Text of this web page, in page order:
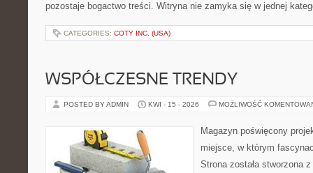
pozostaje bogactwo treści. Witryna nie zamyka się w jednej
CATEGORIES: COTY INC. (USA)
WSPÓŁCZESNE TRENDY
POSTED BY ADMIN KWI - 15 - 2026 MOŻLIWOŚĆ
Magazyn poświęcony
miejsce, w którym
Strona została stworzona